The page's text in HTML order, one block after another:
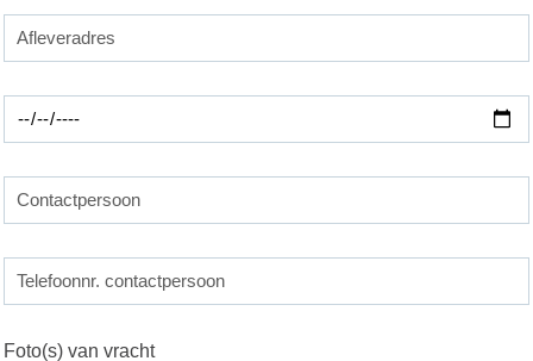
Foto(s) van vracht